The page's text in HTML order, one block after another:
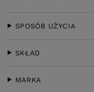
SPOSÓB UŻYCIA
SKŁAD
MARKA